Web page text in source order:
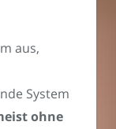
aus,
System
ohne